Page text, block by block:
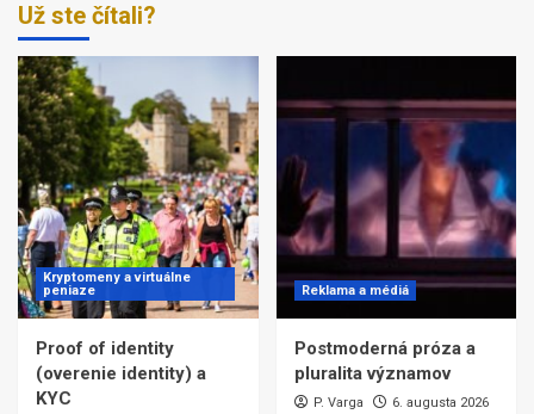
Už ste čítali?
Kryptomeny a virtuálne
peniaze
Proof of identity
(overenie identity) a
KYC
Reklama a médiá
Postmoderná próza a
pluralita významov
P. Varga
6. augusta 2026